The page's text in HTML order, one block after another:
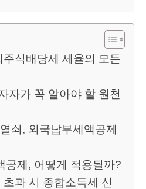
식배당세 세율의 모든
자가 꼭 알아야 할 원천
쇠, 외국납부세액공제
공제, 어떻게 적용될까?
과 시 종합소득세 신